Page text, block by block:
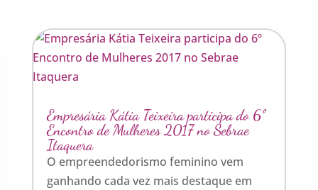
Empresária Kátia Teixeira participa do 6º
Encontro de Mulheres 2017 no Sebrae
Itaquera
O empreendedorismo feminino vem
ganhando cada vez mais destaque em